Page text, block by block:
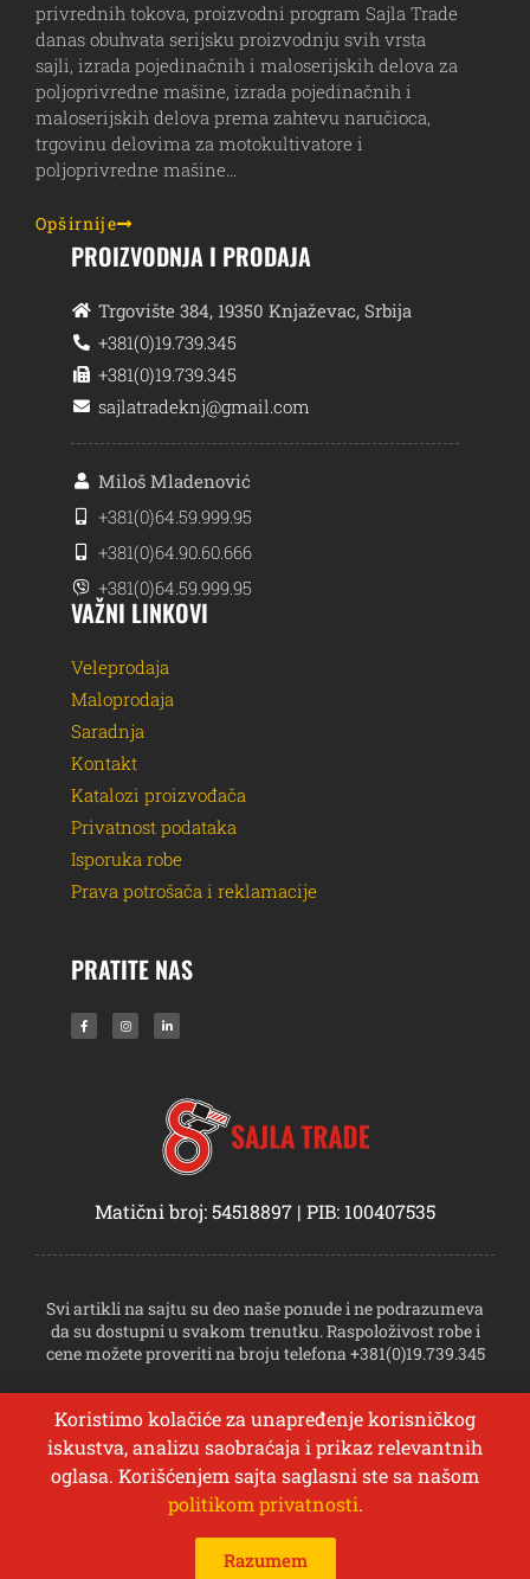
privrednih tokova, proizvodni program Sajla Trade
danas obuhvata serijsku proizvodnju svih vrsta
sajli, izrada pojedinačnih i maloserijskih delova za
poljoprivredne mašine, izrada pojedinačnih i
maloserijskih delova prema zahtevu naručioca,
trgovinu delovima za motokultivatore i
poljoprivredne mašine…
Opširnije
PROIZVODNJA I PRODAJA
Trgovište 384, 19350 Knjaževac, Srbija
+381(0)19.739.345
+381(0)19.739.345
sajlatradeknj@gmail.com
Miloš Mladenović
+381(0)64.59.999.95
+381(0)64.90.60.666
+381(0)64.59.999.95
VAŽNI LINKOVI
Veleprodaja
Maloprodaja
Saradnja
Kontakt
Katalozi proizvođača
Privatnost podataka
Isporuka robe
Prava potrošača i reklamacije
PRATITE NAS
Matični broj: 54518897 | PIB: 100407535
Svi artikli na sajtu su deo naše ponude i ne podrazumeva
da su dostupni u svakom trenutku. Raspoloživost robe i
cene možete proveriti na broju telefona +381(0)19.739.345
© Sva prava zadržava Sajla Trade
Izrada veb sajta:
Koristimo kolačiće za unapređenje korisničkog
iskustva, analizu saobraćaja i prikaz relevantnih
oglasa. Korišćenjem sajta saglasni ste sa našom
politikom privatnosti.
Razumem